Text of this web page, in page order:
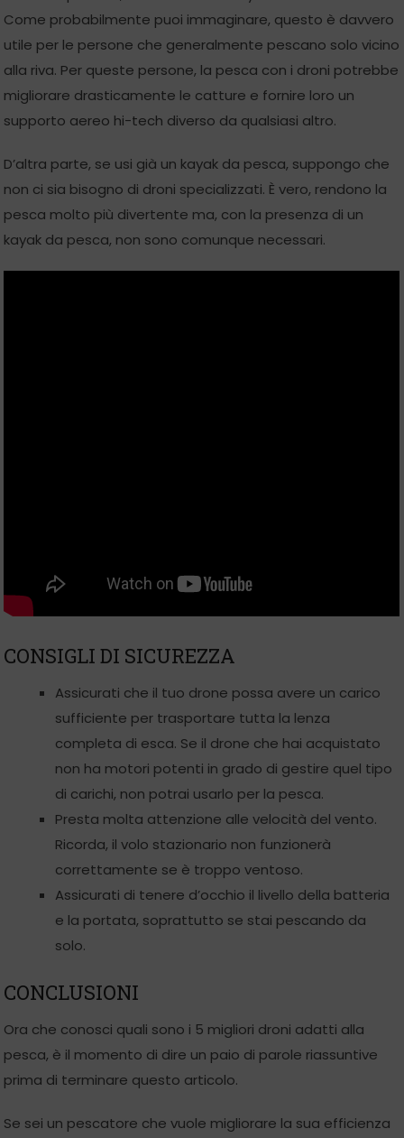
Come probabilmente puoi immaginare, questo è davvero
utile per le persone che generalmente pescano solo vicino
alla riva. Per queste persone, la pesca con i droni potrebbe
migliorare drasticamente le catture e fornire loro un
supporto aereo hi-tech diverso da qualsiasi altro.
D’altra parte, se usi già un kayak da pesca, suppongo che
non ci sia bisogno di droni specializzati. È vero, rendono la
pesca molto più divertente ma, con la presenza di un
kayak da pesca, non sono comunque necessari.
CONSIGLI DI SICUREZZA
Assicurati che il tuo drone possa avere un carico
sufficiente per trasportare tutta la lenza
completa di esca. Se il drone che hai acquistato
non ha motori potenti in grado di gestire quel tipo
di carichi, non potrai usarlo per la pesca.
Presta molta attenzione alle velocità del vento.
Ricorda, il volo stazionario non funzionerà
correttamente se è troppo ventoso.
Assicurati di tenere d’occhio il livello della batteria
e la portata, soprattutto se stai pescando da
solo.
CONCLUSIONI
Ora che conosci quali sono i 5 migliori droni adatti alla
pesca, è il momento di dire un paio di parole riassuntive
prima di terminare questo articolo.
Se sei un pescatore che vuole migliorare la sua efficienza